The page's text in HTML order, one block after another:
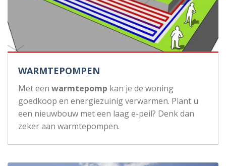
WARMTEPOMPEN
Met een warmtepomp kan je de woning
goedkoop en energiezuinig verwarmen. Plant u
een nieuwbouw met een laag e-peil? Denk dan
zeker aan warmtepompen.